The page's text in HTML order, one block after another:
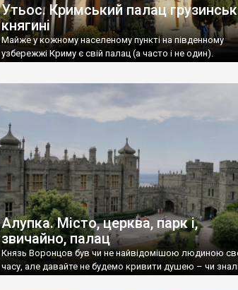
Утьос. Кримський палац
княгині
Майже у кожному населеному пункті на південному
узбережжі Криму є свій палац (а часто і не один).
Алупка. Місто, церква, парк і,
звичайно, палац
Князь Воронцов був чи не найвідомішою людиною
часу, але давайте не будемо кривити душею – чи